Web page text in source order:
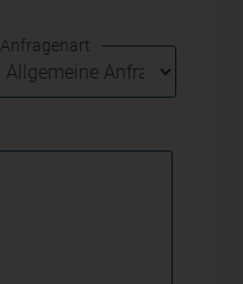
Anfragenart